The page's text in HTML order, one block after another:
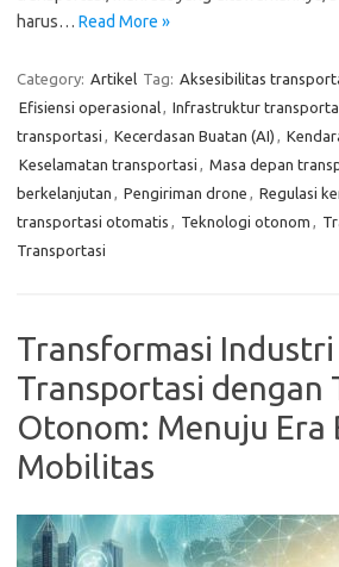
harus… Read More »
Category: Artikel Tag: Aksesibilitas
Efisiensi operasional, Infrastruktur
transportasi , Kecerdasan Buatan (AI) ,
Keselamatan transportasi , Masa depan
berkelanjutan , Pengiriman drone , Regulasi
transportasi otomatis , Teknologi otonom ,
Transportasi
Transformasi Industri
Transportasi dengan
Otonom: Menuju Era
Mobilitas